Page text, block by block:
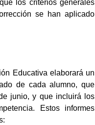
los criterios generales
se han aplicado
Educativa elaborará un
de cada alumno, que
junio, y que incluirá los
Estos informes